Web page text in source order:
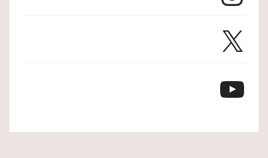
X
YouTube